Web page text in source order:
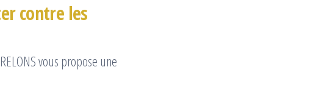
contre les
vous propose une